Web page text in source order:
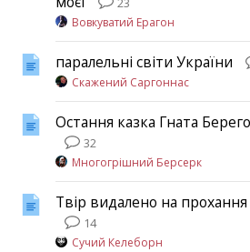
23
Вовкуватий Ерагон
паралельні світи України
Скажений Саргоннас
Остання казка Гната
32
Многогрішний Берсерк
Твір видалено на
14
Сучий Келеборн